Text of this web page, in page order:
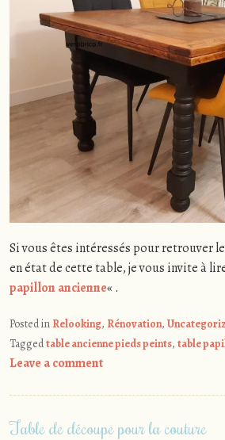
Si vous êtes intéressés pour retrouver
en état de cette table, je vous invite à
papillon ancienne« .
Posted in Relooking, Rénovation,
Taggedtable ancienne pieds peints, table
Leave a comment
Table de découpe pour la couture